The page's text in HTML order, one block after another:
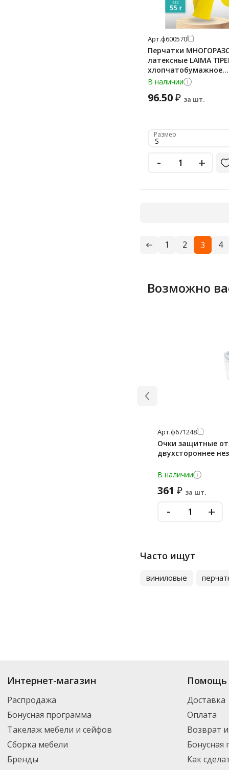
Арт.ф600570
Перчатки
латексные LAIMA
хлопчатобумажное
напыление,
размер 6,5-7, S
желтые, вес 55 г,
В наличии
96.50₽ за шт.
Размер
S
- +
1 2 3 4
Возможно
Арт.ф671248
Очки защитные
двухстороннее
В наличии
361 ₽ за шт.
- +
Часто ищут
виниловые
Купить до 14 274
новинки. Вы можете выбрать нужный товар и добавить его в корзину
России – партнерской транспортной компанией DPD. Для постоянных
Интернет-магазин
Распродажа
Бонусная программа
Такелаж мебели и сейфов
Сборка мебели
Бренды
Помощь
Доставка
Оплата
Возврат
Бонусная
Как